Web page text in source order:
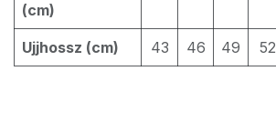
(cm)
Ujjhossz (cm) 43 46 49 52